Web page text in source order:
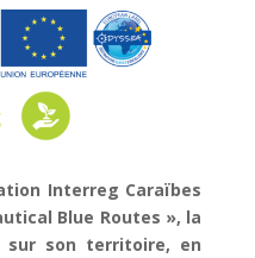
Interreg Caraïbes
Blue Routes », la
sur son territoire, en